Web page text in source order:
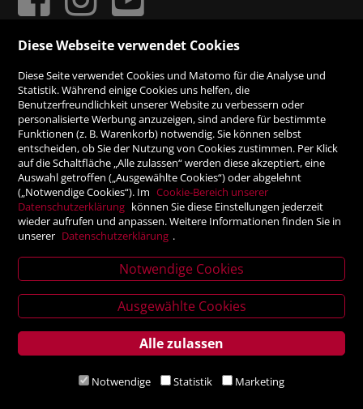
News
Service
Rechnung
Vorauskasse
SICHER ONLINE SHOPPEN!
6020 Innsbruck
Diese Webseite verwendet Cookies
Diese Seite verwendet Cookies und Matomo für die Analyse und
Statistik. Während einige Cookies uns helfen, die
Benutzerfreundlichkeit unserer Website zu verbessern oder
personalisierte Werbung anzuzeigen, sind andere für bestimmte
Funktionen (z. B. Warenkorb) notwendig. Sie können selbst
entscheiden, ob Sie der Nutzung von Cookies zustimmen. Per Klick
auf die Schaltfläche „Alle zulassen“ werden diese akzeptiert, eine
Auswahl getroffen („Ausgewählte Cookies“) oder abgelehnt
(„Notwendige Cookies“). Im Cookie-Bereich unserer
Datenschutzerklärung können Sie diese Einstellungen jederzeit
wieder aufrufen und anpassen. Weitere Informationen finden Sie in
unserer Datenschutzerklärung .
Notwendige Cookies
Ausgewählte Cookies
Alle zulassen
Notwendige Statistik Marketing